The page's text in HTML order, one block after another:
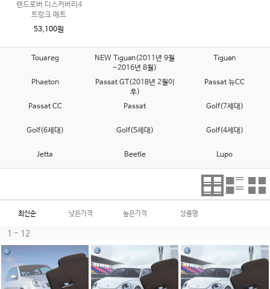
랜드로버 디스커버리4
트렁크 매트
53,100원
Touareg
NEW Tiguan(2011년 9월
~2016년 8월)
Tiguan
Phaeton
Passat GT(2018년 2월이
후)
Passat 뉴CC
Passat CC Passat Golf(7세대)
Golf(6세대) Golf(5세대) Golf(4세대)
Jetta Beetle Lupo
최신순 낮은가격 높은가격 상품명
1 - 12